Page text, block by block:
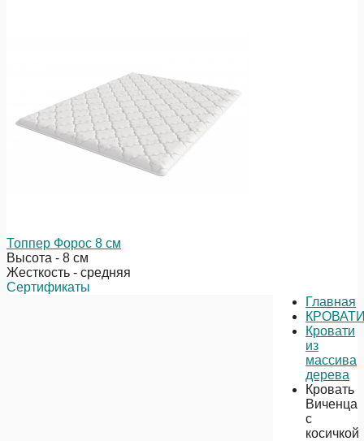
Топпер Форос 8 см
Высота - 8 см
Жесткость - средняя
Сертификаты
Главная
Кровати
из
массива
дерева
Кровать
Виченца
с
косичкой